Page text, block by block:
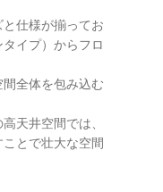
と仕様が揃ってお
イプ）からフロ
全体を包み込む
天井空間では、
とで壮大な空間